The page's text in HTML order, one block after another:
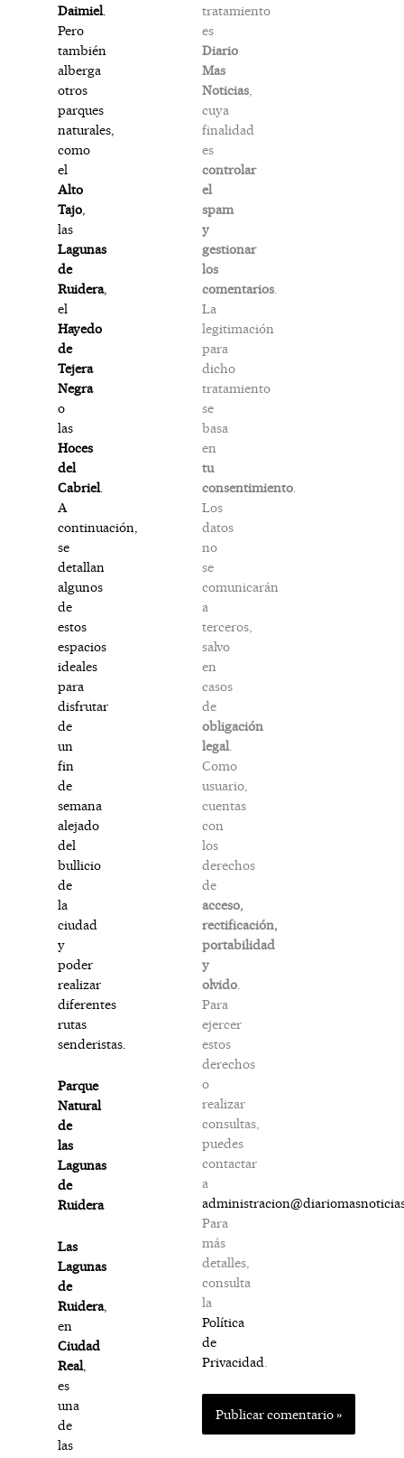
Daimiel.
Pero
también
alberga
otros
parques
naturales,
como
el
Alto
Tajo,
las
Lagunas
de
Ruidera,
el
Hayedo
de
Tejera
Negra
o
las
Hoces
del
Cabriel.
A
continuación,
se
detallan
algunos
de
estos
espacios
ideales
para
disfrutar
de
un
fin
de
semana
alejado
del
bullicio
de
la
ciudad
y
poder
realizar
diferentes
rutas
senderistas.
Parque
Natural
de
las
Lagunas
de
Ruidera
Las
Lagunas
de
Ruidera,
en
Ciudad
Real,
es
una
de
las
tratamiento
es
Diario
Mas
Noticias,
cuya
finalidad
es
controlar
el
spam
y
gestionar
los
comentarios.
La
legitimación
para
dicho
tratamiento
se
basa
en
tu
consentimiento.
Los
datos
no
se
comunicarán
a
terceros,
salvo
en
casos
de
obligación
legal.
Como
usuario,
cuentas
con
los
derechos
de
acceso,
rectificación,
portabilidad
y
olvido.
Para
ejercer
estos
derechos
o
realizar
consultas,
puedes
contactar
a
Para
más
detalles,
consulta
la
Política
de
Privacidad